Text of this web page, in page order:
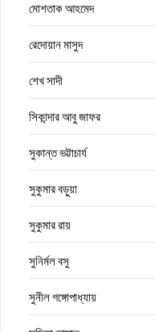
মোশতাক আহমেদ
রেদোয়ান মাসুদ
শেখ সাদী
সিকান্দার আবু জাফর
সুকান্ত ভট্টাচার্য
সুকুমার বড়ুয়া
সুকুমার রায়
সুনির্মল বসু
সুনীল গঙ্গোপাধ্যায়